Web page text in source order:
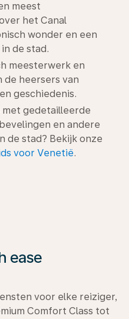
meest
het Canal
wonder en een
de stad.
meesterwerk en
de heersers van
geschiedenis.
met gedetailleerde
en andere
de stad? Bekijk onze
voor Venetië.
ease
voor elke reiziger,
Comfort Class tot